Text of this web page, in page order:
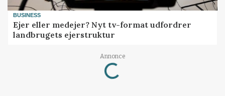
BUSINESS
Ejer eller medejer? Nyt tv-format udfordrer
landbrugets ejerstruktur
Annonce
Loading...